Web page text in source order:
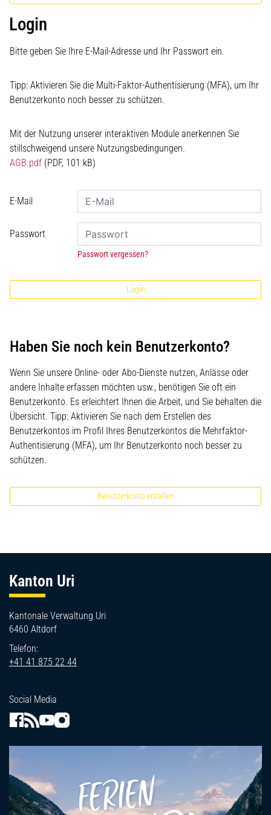
Login
Bitte geben Sie Ihre E-Mail-Adresse und Ihr Passwort ein.
Tipp: Aktivieren Sie die Multi-Faktor-Authentisierung (MFA), um Ihr
Benutzerkonto noch besser zu schützen.
Mit der Nutzung unserer interaktiven Module anerkennen Sie
stillschweigend unsere Nutzungsbedingungen.
AGB.pdf (PDF, 101 kB)
E-Mail
Passwort
Passwort vergessen?
Login
Haben Sie noch kein Benutzerkonto?
Wenn Sie unsere Online- oder Abo-Dienste nutzen, Anlässe oder
andere Inhalte erfassen möchten usw., benötigen Sie oft ein
Benutzerkonto. Es erleichtert Ihnen die Arbeit, und Sie behalten die
Übersicht. Tipp: Aktivieren Sie nach dem Erstellen des
Benutzerkontos im Profil Ihres Benutzerkontos die Mehrfaktor-
Authentisierung (MFA), um Ihr Benutzerkonto noch besser zu
schützen.
Benutzerkonto erstellen
Kanton Uri
Kantonale Verwaltung Uri
6460 Altdorf
Telefon:
+41 41 875 22 44
Social Media